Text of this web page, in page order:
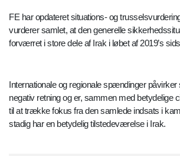
FE har opdateret situations- og
vurderer samlet, at den generelle
forværret i store dele af Irak i løbet af 2019’s
Internationale og regionale spændinger påvirker
negativ retning og er, sammen med betydelige
til at trække fokus fra den samlede indsats i
stadig har en betydelig tilstedeværelse i Irak.